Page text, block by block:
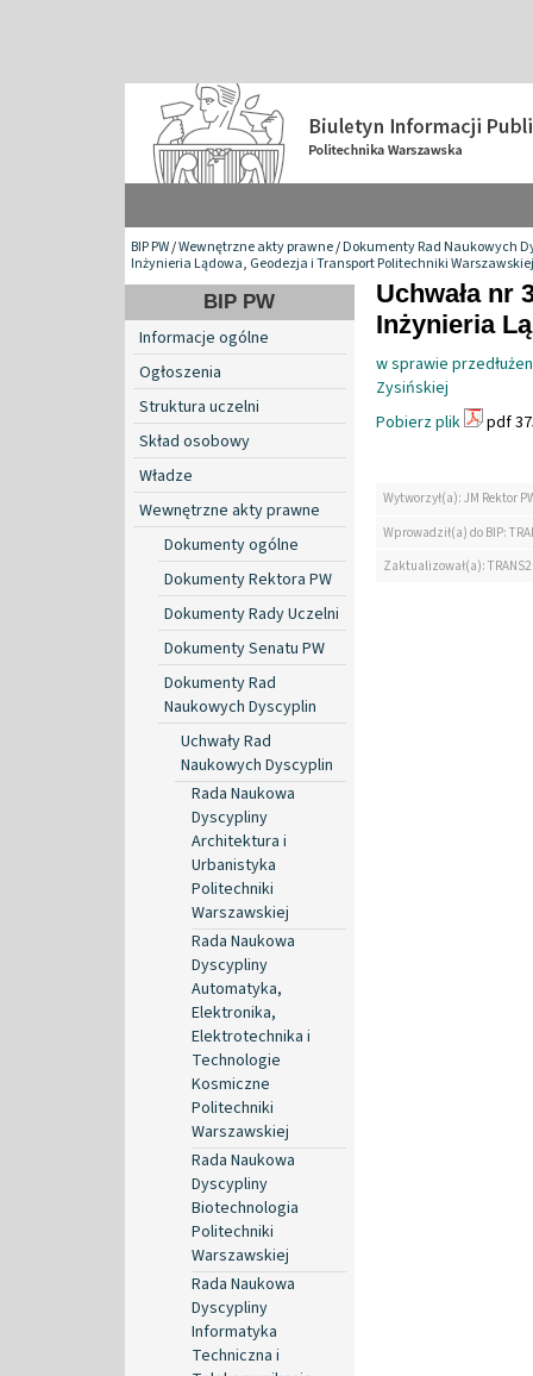
BIP PW/Wewnętrzne akty prawne/Dokumenty Rad Naukowych
Inżynieria Lądowa, Geodezja i Transport Politechniki Warszawskiej
BIP PW
Informacje ogólne
Ogłoszenia
Struktura uczelni
Skład osobowy
Władze
Wewnętrzne akty prawne
Dokumenty ogólne
Dokumenty Rektora PW
Dokumenty Rady Uczelni
Dokumenty Senatu PW
Dokumenty Rad
Naukowych Dyscyplin
Uchwały Rad
Naukowych Dyscyplin
Rada Naukowa
Dyscypliny
Architektura i
Urbanistyka
Politechniki
Warszawskiej
Rada Naukowa
Dyscypliny
Automatyka,
Elektronika,
Elektrotechnika i
Technologie
Kosmiczne
Politechniki
Warszawskiej
Rada Naukowa
Dyscypliny
Biotechnologia
Politechniki
Warszawskiej
Rada Naukowa
Dyscypliny
Informatyka
Techniczna i
Uchwała nr
Inżynieria
w sprawie
Zysińskiej
Pobierz plik
pdf
Wytworzył(a): JM Rektor
Wprowadził(a) do BIP:
Zaktualizował(a):